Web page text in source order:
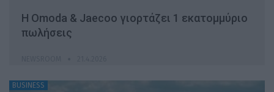
Η Omoda & Jaecoo γιορτάζει 1 εκατομμύριο
πωλήσεις
BUSINESS